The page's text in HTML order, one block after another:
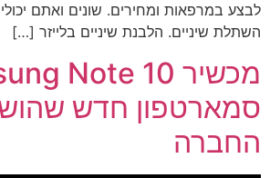
לבצע במרפאות ומחירים. שונים ואתם
השתלת שיניים. הלבנת שיניים בלייזר […]
סמארטפון חדש
החברה